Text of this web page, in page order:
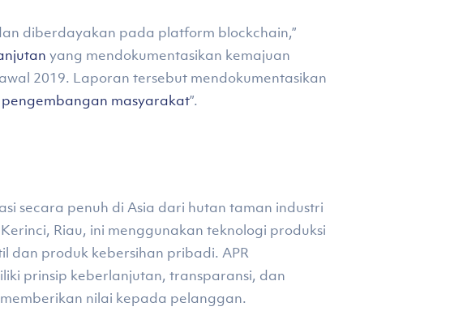
diberdayakan pada platform blockchain,”
yang mendokumentasikan kemajuan
2019. Laporan tersebut mendokumentasikan
pengembangan masyarakat”.
secara penuh di Asia dari hutan taman industri
Riau, ini menggunakan teknologi produksi
dan produk kebersihan pribadi. APR
prinsip keberlanjutan, transparansi, dan
nilai kepada pelanggan.